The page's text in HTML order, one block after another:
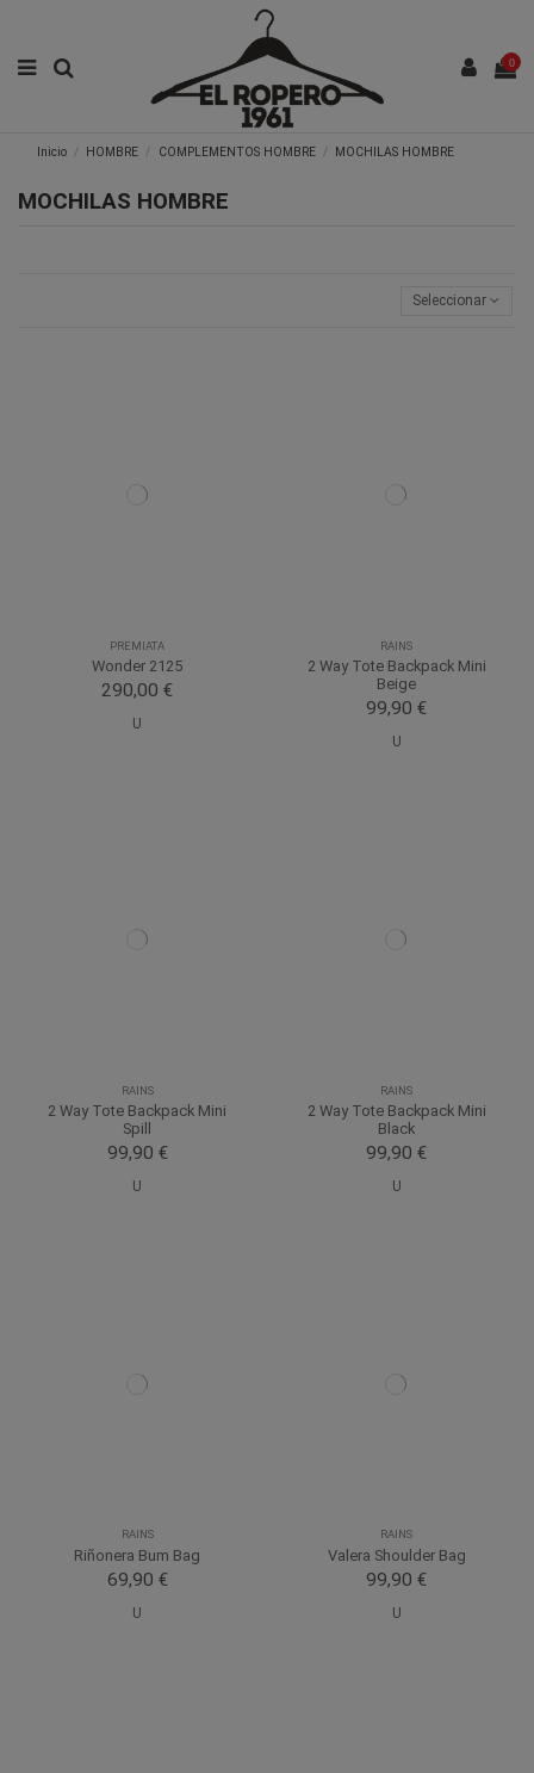
0
Inicio HOMBRE COMPLEMENTOS HOMBRE MOCHILAS HOMBRE
MOCHILAS HOMBRE
Seleccionar
PREMIATA
Wonder 2125
290,00 €
U
RAINS
2 Way Tote Backpack Mini
Beige
99,90 €
U
RAINS
2 Way Tote Backpack Mini
Spill
99,90 €
U
RAINS
2 Way Tote Backpack Mini
Black
99,90 €
U
RAINS
Riñonera Bum Bag
69,90 €
U
RAINS
Valera Shoulder Bag
99,90 €
U